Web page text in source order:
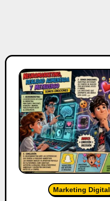
Marketing Digital